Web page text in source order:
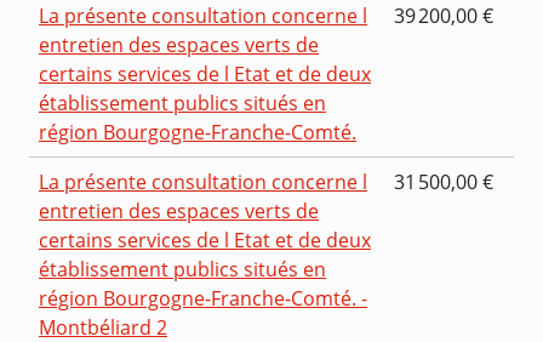
La présente consultation concerne l
entretien des espaces verts de
certains services de l Etat et de deux
établissement publics situés en
région Bourgogne-Franche-Comté.
39 200,00 €
La présente consultation concerne l
entretien des espaces verts de
certains services de l Etat et de deux
établissement publics situés en
région Bourgogne-Franche-Comté. -
Montbéliard 2
31 500,00 €